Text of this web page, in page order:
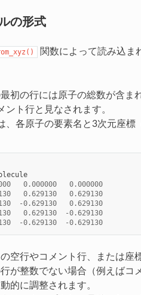
の形式
関数によって読み込ま
初の行には原子の総数が含ま
ント行と見なされます。
、各原子の要素名と3次元座標
0.000000
0.000000
0.629130
0.629130
-0.629130
0.629130
0.629130 -0.629130
-0.629130 -0.629130
空行やコメント行、または座
が整数でない場合（例えばコ
的に調整されます。